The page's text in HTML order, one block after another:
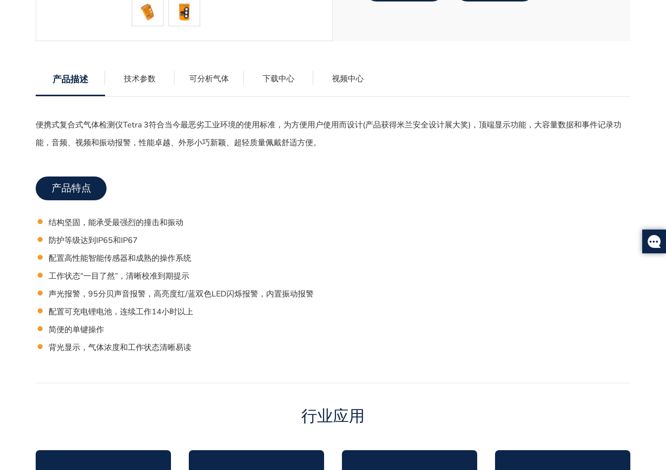
产品描述 技术参数 可分析气体 下载中心 视频中心
便携式复合式气体检测仪Tetra 3符合当今最恶劣工业环境的使用标准，为方便用户使用而设计(产品获得米兰安全设计展大奖)，顶端显示功能，大容量数据和事件记录功
能，音频、视频和振动报警，性能卓越、外形小巧新颖、超轻质量佩戴舒适方便。
产品特点
结构坚固，能承受最强烈的撞击和振动
防护等级达到IP65和IP67
配置高性能智能传感器和成熟的操作系统
工作状态“一目了然”，清晰校准到期提示
声光报警，95分贝声音报警，高亮度红/蓝双色LED闪烁报警，内置振动报警
配置可充电锂电池，连续工作14小时以上
简便的单键操作
背光显示，气体浓度和工作状态清晰易读
行业应用